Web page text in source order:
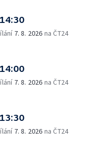
7. 8. 2026 na ČT24
7. 8. 2026 na ČT24
7. 8. 2026 na ČT24